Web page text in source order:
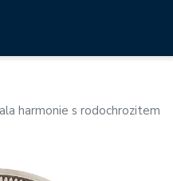
harmonie s rodochrozitem